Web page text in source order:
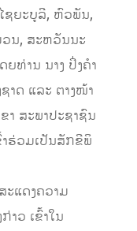
ຊຍະບູລີ, ຫົວພັນ,
ວນ, ສະຫວັນນະ
ຍທ່ານ ນາງ ປິ່ງຄໍາ
າດ ແລະ ຕາງໜ້າ
າ ສະພາປະຊາຊົນ
ຮ່ວມເປັນສັກຂີພິ
ະແດງຄວາມ
າວ ເຂົ້າໃນ